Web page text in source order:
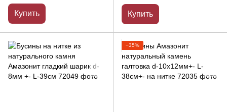
Купить Купить
−35%